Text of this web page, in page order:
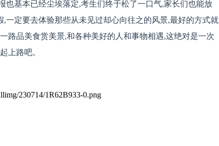
也基本已经尘埃落定,考生们终于松了一口气,家长们也能放
定要去体验那些从未见过却心向往之的风景,最好的方式就
路品美食赏美景,和各种美好的人和事物相遇,这绝对是一次
上路吧。